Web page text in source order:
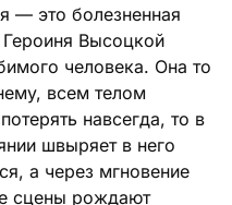
— это болезненная
Героиня Высоцкой
человека. Она то
всем телом
навсегда, то в
швыряет в него
а через мгновение
сцены рождают